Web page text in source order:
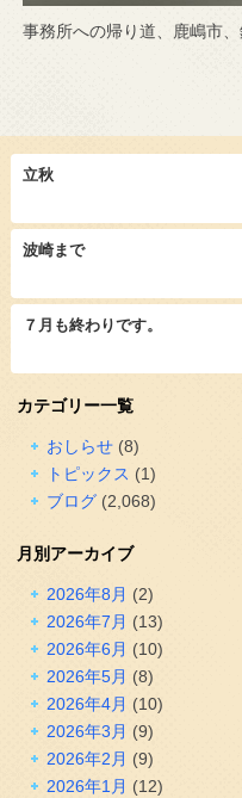
事務所への帰り道、鹿嶋市
立秋
波崎まで
７月も終わりです。
カテゴリー一覧
おしらせ(8)
トピックス (1)
ブログ(2,068)
月別アーカイブ
2026年8月 (2)
2026年7月 (13)
2026年6月 (10)
2026年5月 (8)
2026年4月 (10)
2026年3月 (9)
2026年2月 (9)
2026年1月 (12)